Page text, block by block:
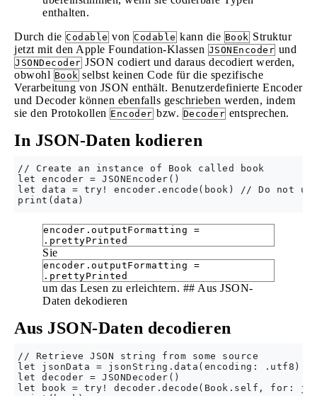
enthalten.
Durch die Codable von Codable kann die Book Struktur
jetzt mit den Apple Foundation-Klassen JSONEncoder und
JSONDecoder JSON codiert und daraus decodiert werden,
obwohl Book selbst keinen Code für die spezifische
Verarbeitung von JSON enthält. Benutzerdefinierte Encoder
und Decoder können ebenfalls geschrieben werden, indem
sie den Protokollen Encoder bzw. Decoder entsprechen.
In JSON-Daten kodieren
// Create an instance of Book called book
let encoder = JSONEncoder()
let data = try! encoder.encode(book) // Do not
encoder.outputFormatting =
.prettyPrinted
Sie
encoder.outputFormatting =
.prettyPrinted
um das Lesen zu erleichtern. ## Aus JSON-
Daten dekodieren
Aus JSON-Daten decodieren
// Retrieve JSON string from some source
let jsonData = jsonString.data(encoding: .utf8)!
let decoder = JSONDecoder()
let book = try! decoder.decode(Book.self, for: